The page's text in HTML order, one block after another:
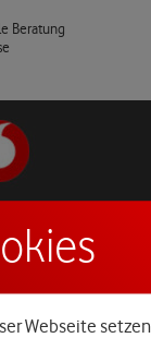
Beratung
Beratung
Webseite